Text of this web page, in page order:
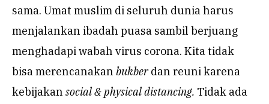
sama. Umat muslim di seluruh dunia harus
menjalankan ibadah puasa sambil berjuang
menghadapi wabah virus corona. Kita tidak
bisa merencanakan bukberdan reuni karena
kebijakan social & physical distancing. Tidak ada